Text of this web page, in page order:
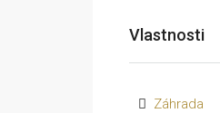
Vlastnosti
Záhrada